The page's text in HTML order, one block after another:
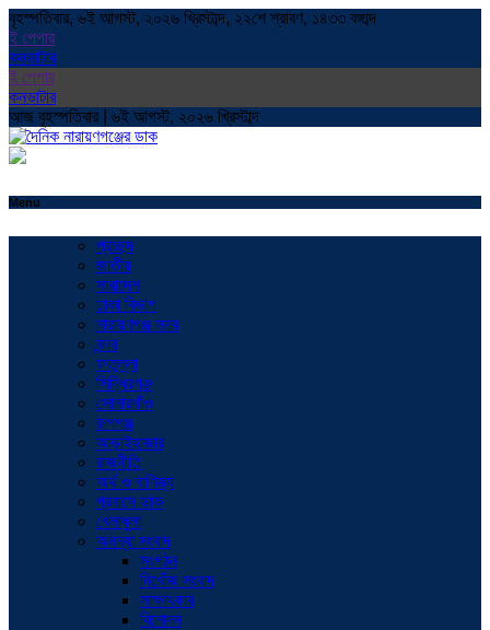
বৃহস্পতিবার, ৬ই আগস্ট, ২০২৬ খ্রিস্টাব্দ, ২২শে শ্রাবণ, ১৪৩৩ বঙ্গাব্দ
ই পেপার
কনভাটার
ই পেপার
কনভাটার
আজ বৃহস্পতিবার | ৬ই আগস্ট, ২০২৬ খ্রিস্টাব্দ
Menu
প্রচ্ছদ
জাতীয়
সারাদেশ
ঢাকা বিভাগ
নারায়ণগঞ্জ সদর
বন্দর
ফতুল্লা
সিদ্ধিরগঞ্জ
সোনারগাঁও
রূপগঞ্জ
আড়াইহাজার
রাজনীতি
অর্থ ও বাণিজ্য
প্রবাসে ডাক
খেলাধুলা
অনন্যা সংবাদ
সংগঠন
নিখোঁজ সংবাদ
সাক্ষাৎকার
বিনোদন